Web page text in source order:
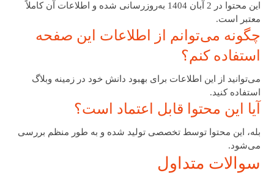
این محتوا در 2 آبان 1404 به‌روزرسانی شده و اطلاعات آن کاملاً
معتبر است.
چگونه می‌توانم از اطلاعات این صفحه
استفاده کنم؟
می‌توانید از این اطلاعات برای بهبود دانش خود در زمینه وبلاگ
استفاده کنید.
آیا این محتوا قابل اعتماد است؟
بله، این محتوا توسط تخصصی تولید شده و به طور منظم بررسی
می‌شود.
سوالات متداول